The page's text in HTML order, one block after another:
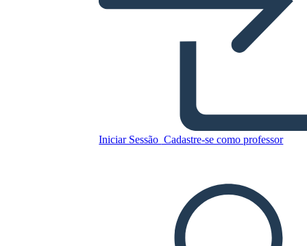
Iniciar Sessão Cadastre-se como professor
REPRODUZIR APRESENTAÇÃO DE SLIDES
LEIA PRA MIM